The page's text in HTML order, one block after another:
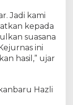
Jadi kami
kepada
suasana
ini
hasil,” ujar
Hazli